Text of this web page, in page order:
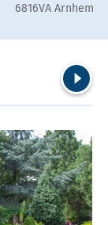
6816VA Arnhem